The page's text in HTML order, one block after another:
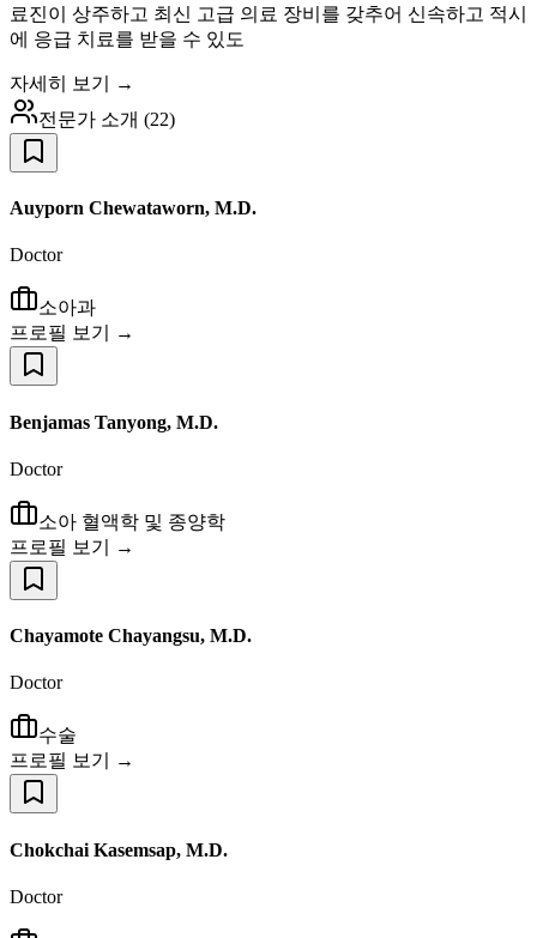
료진이 상주하고 최신 고급 의료 장비를 갖추어 신속하고 적시
에 응급 치료를 받을 수 있도
자세히 보기 →
전문가 소개 (22)
Auyporn Chewataworn, M.D.
Doctor
소아과
프로필 보기 →
Benjamas Tanyong, M.D.
Doctor
소아 혈액학 및 종양학
프로필 보기 →
Chayamote Chayangsu, M.D.
Doctor
수술
프로필 보기 →
Chokchai Kasemsap, M.D.
Doctor